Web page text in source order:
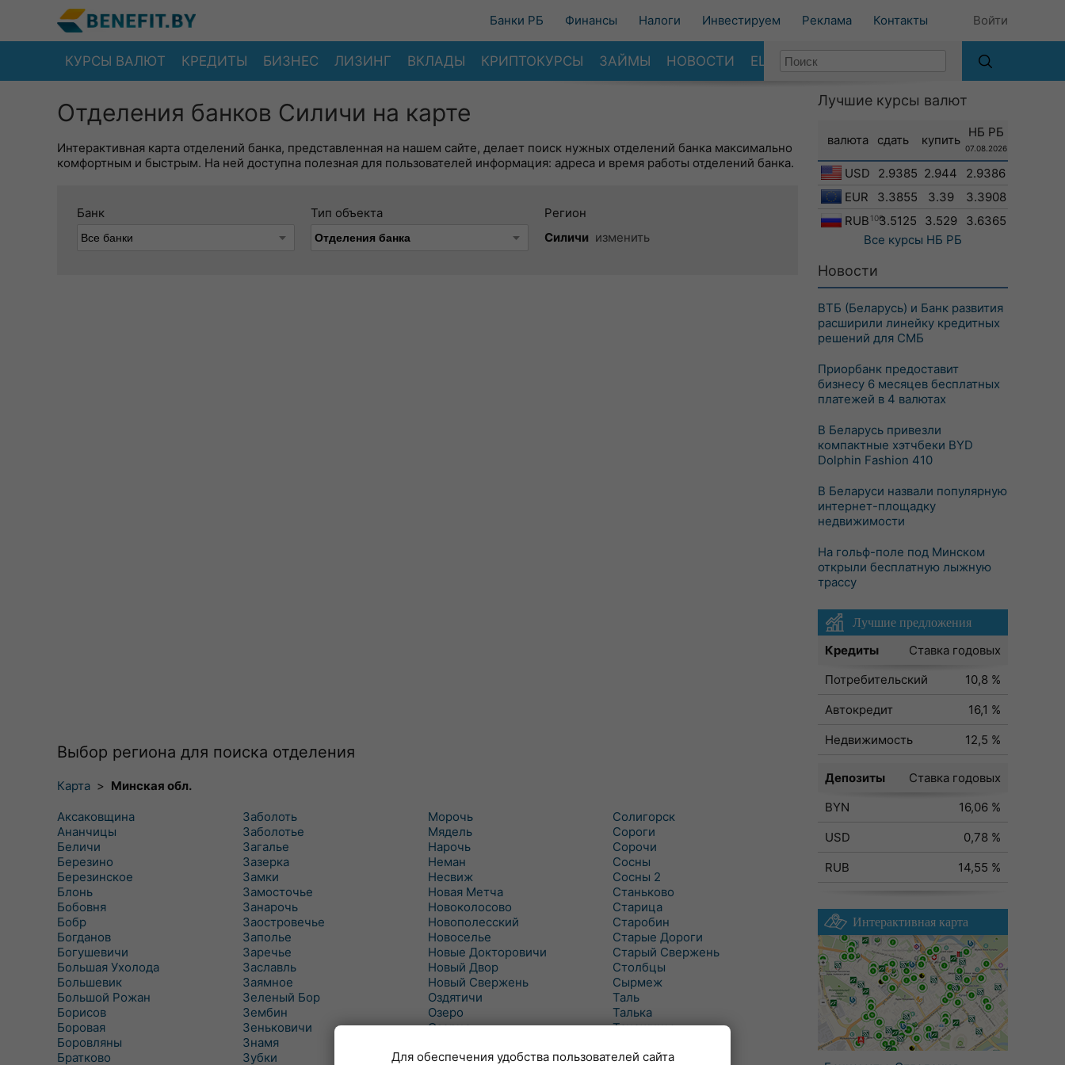
Банки РБ Финансы Налоги Инвестируем Реклама Контакты Войти
КУРСЫ ВАЛЮТ КРЕДИТЫ БИЗНЕС ЛИЗИНГ ВКЛАДЫ КРИПТОКУРСЫ ЗАЙМЫ НОВОСТИ ЕЩЕ
Отделения банков Силичи на карте
Интерактивная карта отделений банка, представленная на нашем сайте, делает поиск нужных отделений банка максимально
комфортным и быстрым. На ней доступна полезная для пользователей информация: адреса и время работы отделений банка.
Банк Тип объекта
Регион
Силичи изменить
Выбор региона для поиска отделения
Карта > Минская обл.
Аксаковщина
Ананчицы
Беличи
Березино
Березинское
Блонь
Бобовня
Бобр
Богданов
Богушевичи
Большая Ухолода
Большевик
Большой Рожан
Борисов
Боровая
Боровляны
Братково
Заболоть
Заболотье
Загалье
Зазерка
Замки
Замосточье
Занарочь
Заостровечье
Заполье
Заречье
Заславль
Заямное
Зеленый Бор
Зембин
Зеньковичи
Знамя
Зубки
Морочь
Мядель
Нарочь
Неман
Несвиж
Новая Метча
Новоколосово
Новополесский
Новоселье
Новые Докторовичи
Новый Двор
Новый Свержень
Оздятичи
Озеро
Озерцо
Октябрь
Солигорск
Сороги
Сорочи
Сосны
Сосны 2
Станьково
Старица
Старобин
Старые Дороги
Старый Свержень
Столбцы
Сырмеж
Таль
Талька
Танежицы
Турец-Бояры
Лучшие курсы валют
валюта сдать купить
НБ РБ
07.08.2026
USD 2.9385 2.944
2.9386
EUR
3.3855 3.39
3.3908
RUB 1003.5125 3.529
3.6365
Все курсы НБ РБ
Новости
ВТБ (Беларусь) и Банк развития
расширили линейку кредитных
решений для СМБ
Приорбанк предоставит
бизнесу 6 месяцев бесплатных
платежей в 4 валютах
В Беларусь привезли
компактные хэтчбеки BYD
Dolphin Fashion 410
В Беларуси назвали популярную
интернет-площадку
недвижимости
На гольф-поле под Минском
открыли бесплатную лыжную
трассу
Лучшие предложения
Кредиты
Ставка годовых
Потребительский
10,8 %
Автокредит
16,1 %
Недвижимость
12,5 %
Депозиты
Ставка годовых
BYN
16,06 %
USD
0,78 %
RUB
14,55 %
Интерактивная карта
Для обеспечения удобства пользователей сайта